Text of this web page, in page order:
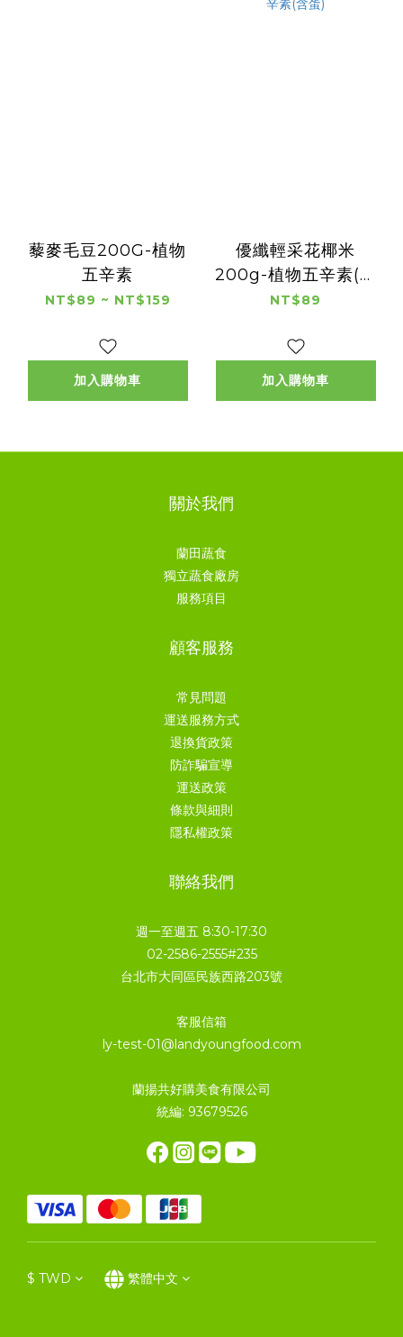
藜麥毛豆200G-植物
五辛素
NT$89 ~ NT$159
加入購物車
優纖輕采花椰米
200g-植物五辛素(含
蛋)
NT$89
加入購物車
關於我們
蘭田蔬食
獨立蔬食廠房
服務項目
顧客服務
常見問題
運送服務方式
退換貨政策
防詐騙宣導
運送政策
條款與細則
隱私權政策
聯絡我們
週一至週五 8:30-17:30
02-2586-2555#235
台北市大同區民族西路203號
客服信箱
ly-test-01@landyoungfood.com
蘭揚共好購美食有限公司
統編: 93679526
$ TWD 繁體中文